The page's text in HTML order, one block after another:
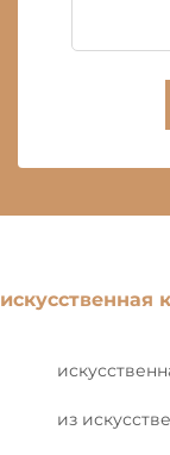
искусственная
из